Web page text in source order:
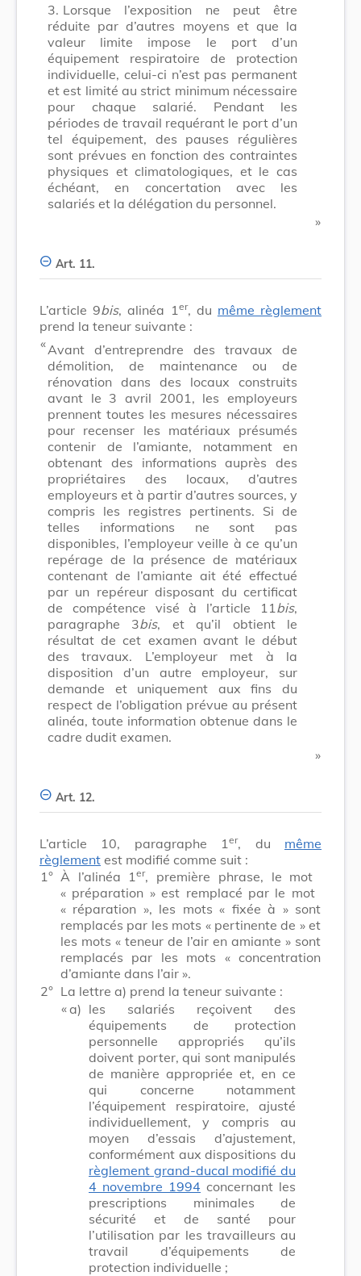
3. Lorsque l’exposition ne peut être
réduite par d’autres moyens et que la
valeur limite impose le port d’un
équipement respiratoire de protection
individuelle, celui-ci n’est pas permanent
et est limité au strict minimum nécessaire
pour chaque salarié. Pendant les
périodes de travail requérant le port d’un
tel équipement, des pauses régulières
sont prévues en fonction des contraintes
physiques et climatologiques, et le cas
échéant, en concertation avec les
salariés et la délégation du personnel.
​ »
Art. 11.
L’article 9bis, alinéa 1 er, du même règlement
prend la teneur suivante :
​ «Avant d’entreprendre des travaux de
démolition, de maintenance ou de
rénovation dans des locaux construits
avant le 3 avril 2001, les employeurs
prennent toutes les mesures nécessaires
pour recenser les matériaux présumés
contenir de l’amiante, notamment en
obtenant des informations auprès des
propriétaires des locaux, d’autres
employeurs et à partir d’autres sources, y
compris les registres pertinents. Si de
telles informations ne sont pas
disponibles, l’employeur veille à ce qu’un
repérage de la présence de matériaux
contenant de l’amiante ait été effectué
par un repéreur disposant du certificat
de compétence visé à l’article 11 bis,
paragraphe 3bis, et qu’il obtient le
résultat de cet examen avant le début
des travaux. L’employeur met à la
disposition d’un autre employeur, sur
demande et uniquement aux fins du
respect de l’obligation prévue au présent
alinéa, toute information obtenue dans le
cadre dudit examen.
​ »
Art. 12.
L’article 10, paragraphe 1er, du même
règlement est modifié comme suit :
1° À l’alinéa 1er, première phrase, le mot
« préparation »est remplacé par le mot
« réparation », les mots« fixée à »sont
remplacés par les mots « pertinente de »et
les mots « teneur de l’air en amiante » sont
remplacés par les mots « concentration
d’amiante dans l’air ».
2° La lettre a) prend la teneur suivante :
​ «a) les salariés reçoivent des
équipements de protection
personnelle appropriés qu’ils
doivent porter, qui sont manipulés
de manière appropriée et, en ce
qui concerne notamment
l’équipement respiratoire, ajusté
individuellement, y compris au
moyen d’essais d’ajustement,
conformément aux dispositions du
règlement grand-ducal modifié du
4 novembre 1994 concernant les
prescriptions minimales de
sécurité et de santé pour
l’utilisation par les travailleurs au
travail d’équipements de
protection individuelle ;